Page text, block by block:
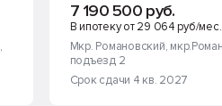
,
7 190 500 руб.
В ипотеку от 29 064 руб/мес.
Мкр. Романовский,
подъезд 2
Срок сдачи 4 кв. 2027